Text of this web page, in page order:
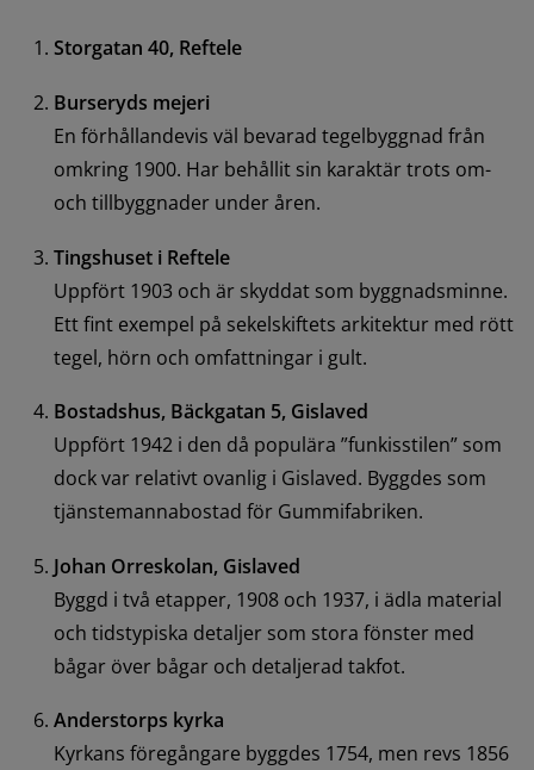
Storgatan 40, Reftele
Burseryds mejeri
En förhållandevis väl bevarad tegelbyggnad från
omkring 1900. Har behållit sin karaktär trots om-
och tillbyggnader under åren.
Tingshuset i Reftele
Uppfört 1903 och är skyddat som byggnadsminne.
Ett fint exempel på sekelskiftets arkitektur med rött
tegel, hörn och omfattningar i gult.
Bostadshus, Bäckgatan 5, Gislaved
Uppfört 1942 i den då populära ”funkisstilen” som
dock var relativt ovanlig i Gislaved. Byggdes som
tjänstemannabostad för Gummifabriken.
Johan Orreskolan, Gislaved
Byggd i två etapper, 1908 och 1937, i ädla material
och tidstypiska detaljer som stora fönster med
bågar över bågar och detaljerad takfot.
Anderstorps kyrka
Kyrkans föregångare byggdes 1754, men revs 1856